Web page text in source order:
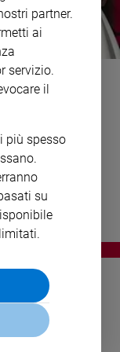
partner.
ai
servizio.
il
più spesso
su